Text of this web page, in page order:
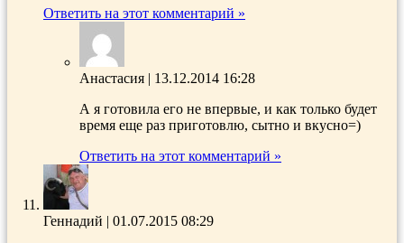
Ответить на этот комментарий »
Анастасия | 13.12.2014 16:28
А я готовила его не впервые, и как только будет
время еще раз приготовлю, сытно и вкусно=)
Ответить на этот комментарий »
Геннадий | 01.07.2015 08:29